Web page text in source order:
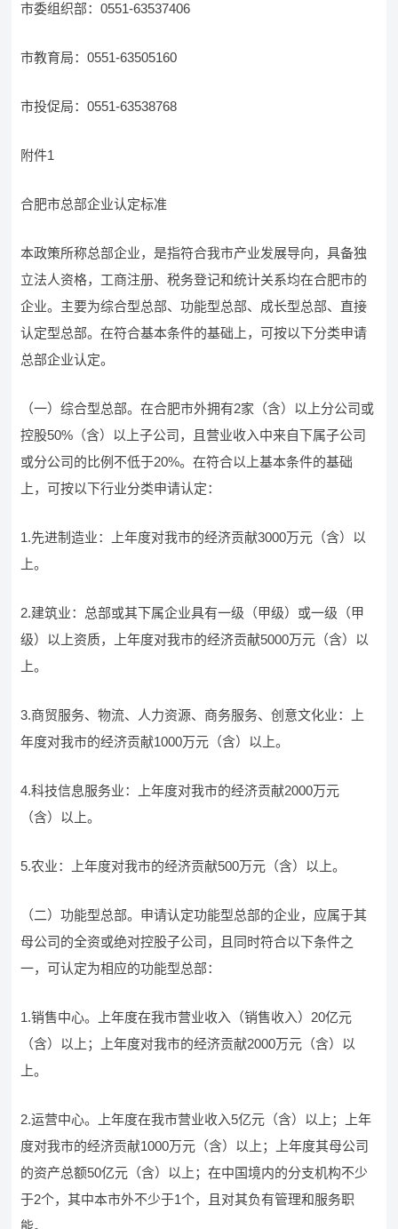
市委组织部：0551-63537406
市教育局：0551-63505160
市投促局：0551-63538768
附件1
合肥市总部企业认定标准
本政策所称总部企业，是指符合我市产业发展导向，具备独
立法人资格，工商注册、税务登记和统计关系均在合肥市的
企业。主要为综合型总部、功能型总部、成长型总部、直接
认定型总部。在符合基本条件的基础上，可按以下分类申请
总部企业认定。
（一）综合型总部。在合肥市外拥有2家（含）以上分公司或
控股50%（含）以上子公司，且营业收入中来自下属子公司
或分公司的比例不低于20%。在符合以上基本条件的基础
上，可按以下行业分类申请认定：
1.先进制造业：上年度对我市的经济贡献3000万元（含）以
上。
2.建筑业：总部或其下属企业具有一级（甲级）或一级（甲
级）以上资质，上年度对我市的经济贡献5000万元（含）以
上。
3.商贸服务、物流、人力资源、商务服务、创意文化业：上
年度对我市的经济贡献1000万元（含）以上。
4.科技信息服务业：上年度对我市的经济贡献2000万元
（含）以上。
5.农业：上年度对我市的经济贡献500万元（含）以上。
（二）功能型总部。申请认定功能型总部的企业，应属于其
母公司的全资或绝对控股子公司，且同时符合以下条件之
一，可认定为相应的功能型总部：
1.销售中心。上年度在我市营业收入（销售收入）20亿元
（含）以上；上年度对我市的经济贡献2000万元（含）以
上。
2.运营中心。上年度在我市营业收入5亿元（含）以上；上年
度对我市的经济贡献1000万元（含）以上；上年度其母公司
的资产总额50亿元（含）以上；在中国境内的分支机构不少
于2个，其中本市外不少于1个，且对其负有管理和服务职
能。